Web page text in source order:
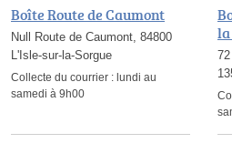
Boîte Route de Caumont
Null Route de Caumont, 84800
L'Isle-sur-la-Sorgue
Collecte du courrier : lundi au
samedi à 9h00
la